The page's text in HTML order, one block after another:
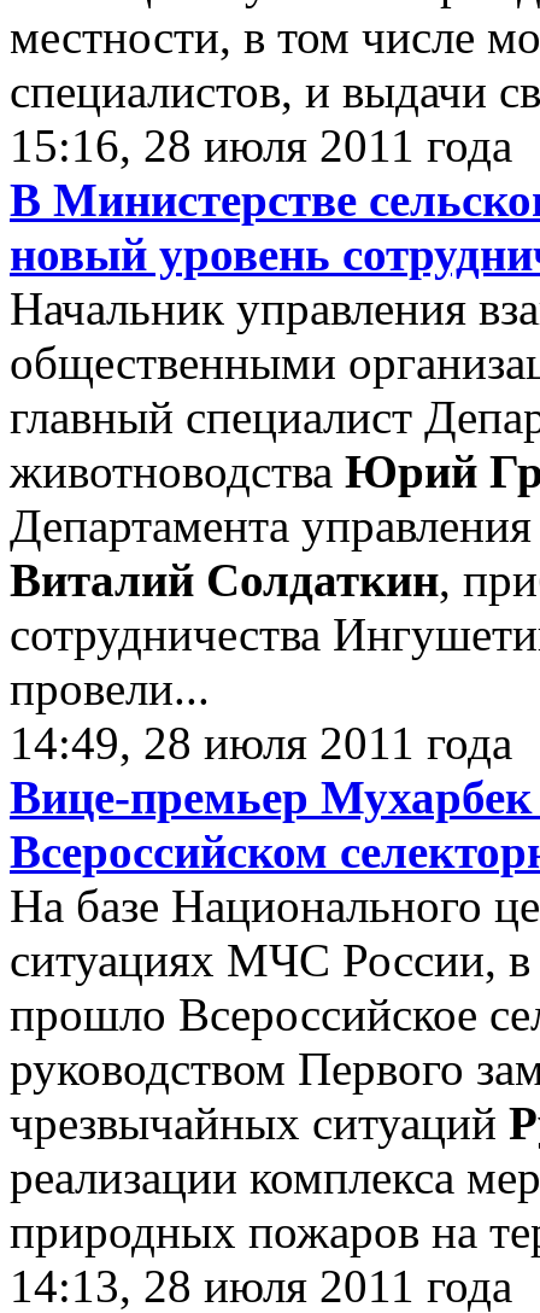
местности, в том числе
специалистов, и выдачи
15:16, 28 июля 2011 года
В Министерстве
новый уровень
Начальник управления
общественными
главный специалист
животноводства Юрий
Департамента
Виталий Солдаткин,
сотрудничества
провели...
14:49, 28 июля 2011 года
Вице-премьер
Всероссийском
На базе Национального
ситуациях МЧС России,
прошло Всероссийское
руководством Первого
чрезвычайных ситуаций
реализации комплекса
природных пожаров на
14:13, 28 июля 2011 года